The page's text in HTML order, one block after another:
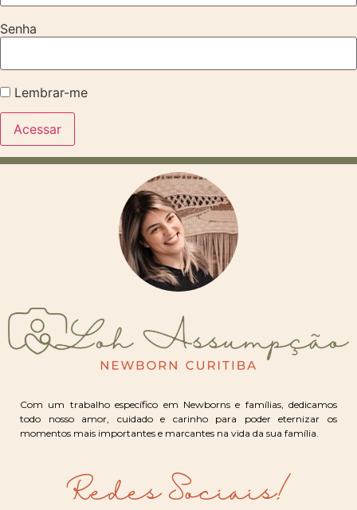
Senha
Lembrar-me
Com um trabalho específico em Newborns e famílias, dedicamos
todo nosso amor, cuidado e carinho para poder eternizar os
momentos mais importantes e marcantes na vida da sua família.
Redes Sociais!